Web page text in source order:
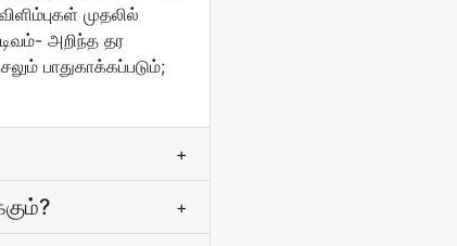
முதலில்
அறிந்த தர
பாதுகாக்கப்படும்;
+
+